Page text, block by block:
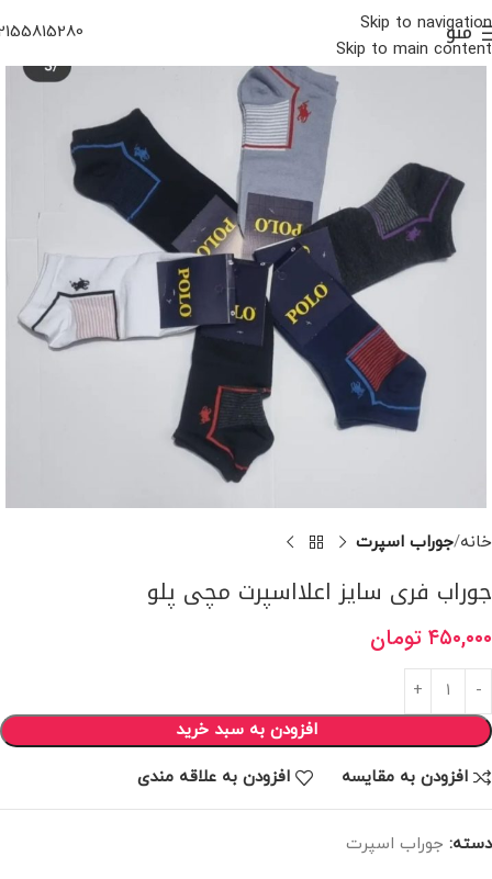
Skip to navigation
Skip to main content
منو
خانه جوراب اسپرت
جوراب فری سایز اعلااسپرت مچی پلو
۴۵۰,۰۰۰ تومان
افزودن به سبد خرید
افزودن به مقایسه افزودن به علاقه مندی
دسته: جوراب اسپرت